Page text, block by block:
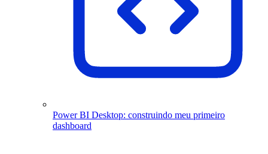
Power BI Desktop: construindo meu primeiro
dashboard